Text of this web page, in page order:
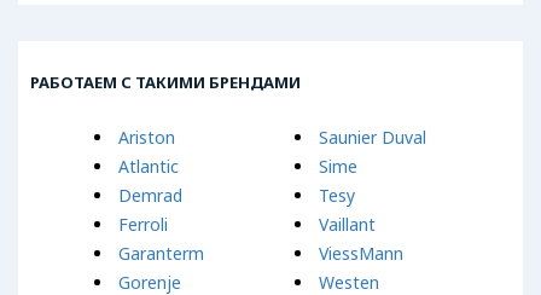
РАБОТАЕМ С ТАКИМИ БРЕНДАМИ
Ariston
Atlantic
Demrad
Ferroli
Garanterm
Gorenje
Saunier Duval
Sime
Tesy
Vaillant
ViessMann
Westen